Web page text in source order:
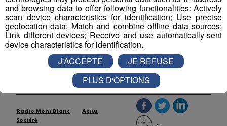
Haute-Savoie : ouverture de la
chasse ce dimanche pour les 8
000 pratiquants du département
Publié par La Rédaction Radio Mont Blanc-8 septembre
2021 à 16h59
Radio Mont Blanc
Actus
Société
and browsing data to offer following functionalities: Actively
scan device characteristics for identification; Use precise
geolocation data; Match and combine offline data sources;
Link different devices; Receive and use automatically-sent
device characteristics for identification.
J'ACCEPTE
JE REFUSE
PLUS D'OPTIONS